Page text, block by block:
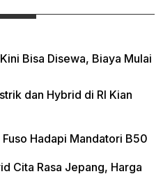
Bisa Disewa, Biaya Mulai
dan Hybrid di RI Kian
Hadapi Mandatori B50
Cita Rasa Jepang, Harga